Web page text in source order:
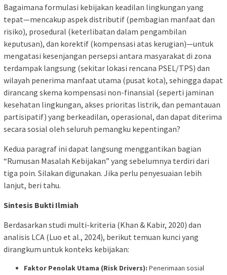
Bagaimana formulasi kebijakan keadilan lingkungan yang
tepat—mencakup aspek distributif (pembagian manfaat dan
risiko), prosedural (keterlibatan dalam pengambilan
keputusan), dan korektif (kompensasi atas kerugian)—untuk
mengatasi kesenjangan persepsi antara masyarakat di zona
terdampak langsung (sekitar lokasi rencana PSEL/TPS) dan
wilayah penerima manfaat utama (pusat kota), sehingga dapat
dirancang skema kompensasi non-finansial (seperti jaminan
kesehatan lingkungan, akses prioritas listrik, dan pemantauan
partisipatif) yang berkeadilan, operasional, dan dapat diterima
secara sosial oleh seluruh pemangku kepentingan?
Kedua paragraf ini dapat langsung menggantikan bagian
“Rumusan Masalah Kebijakan” yang sebelumnya terdiri dari
tiga poin. Silakan digunakan. Jika perlu penyesuaian lebih
lanjut, beri tahu.
Sintesis Bukti Ilmiah
Berdasarkan studi multi-kriteria (Khan & Kabir, 2020) dan
analisis LCA (Luo et al., 2024), berikut temuan kunci yang
dirangkum untuk konteks kebijakan:
Faktor Penolak Utama (Risk Drivers): Penerimaan sosial